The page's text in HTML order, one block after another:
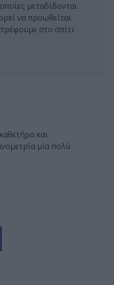
μεταδίδονται
να προωθείται
στο σπίτι
και
μία πολύ